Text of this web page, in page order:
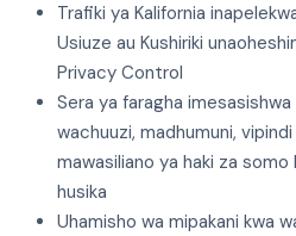
Trafiki ya Kalifornia
Usiuze au Kushiriki
Privacy Control
Sera ya faragha
wachuuzi, madhumuni,
mawasiliano ya haki za somo
husika
Uhamisho wa mipakani kwa